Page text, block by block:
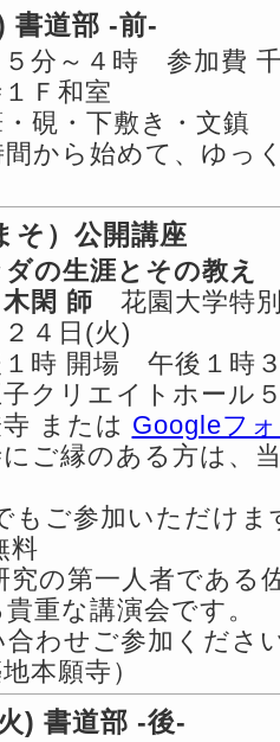
書道部 -前-
５分～４時 参加費
Ｆ和室
硯・下敷き・文鎮
間から始めて、ゆっ
そ）公開講座
の生涯とその教え
閑 師 花園大学特
４日(火)
開場 午後１時３
クリエイトホール
または Googleフ
ご縁のある方は、
もご参加いただけま
料
の第一人者である
重な講演会です。
わせご参加くださ
本願寺）
) 書道部 -後-